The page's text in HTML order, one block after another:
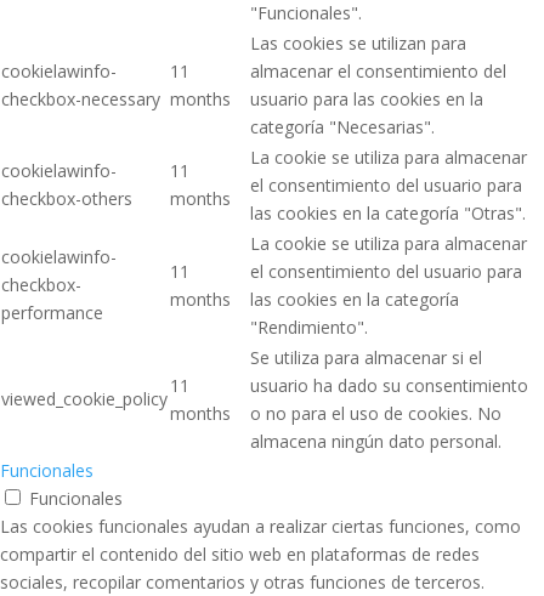
"Funcionales".
cookielawinfo-
checkbox-necessary
11
months
Las cookies se utilizan para
almacenar el consentimiento del
usuario para las cookies en la
categoría "Necesarias".
cookielawinfo-
checkbox-others
11
months
La cookie se utiliza para almacenar
el consentimiento del usuario para
las cookies en la categoría "Otras".
cookielawinfo-
checkbox-
performance
11
months
La cookie se utiliza para almacenar
el consentimiento del usuario para
las cookies en la categoría
"Rendimiento".
viewed_cookie_policy
11
months
Se utiliza para almacenar si el
usuario ha dado su consentimiento
o no para el uso de cookies. No
almacena ningún dato personal.
Funcionales
Funcionales
Las cookies funcionales ayudan a realizar ciertas funciones, como
compartir el contenido del sitio web en plataformas de redes
sociales, recopilar comentarios y otras funciones de terceros.